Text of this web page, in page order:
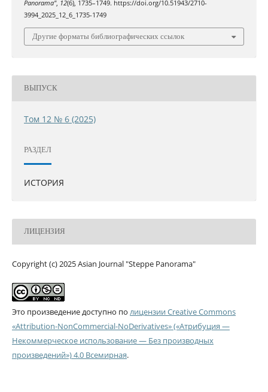
Panorama", 12(6), 1735–1749. https://doi.org/10.51943/2710-
3994_2025_12_6_1735-1749
Другие форматы библиографических ссылок
ВЫПУСК
Том 12 № 6 (2025)
РАЗДЕЛ
ИСТОРИЯ
ЛИЦЕНЗИЯ
Copyright (c) 2025 Asian Journal "Steppe Panorama"
Это произведение доступно по лицензии Creative Commons
«Attribution-NonCommercial-NoDerivatives» («Атрибуция —
Некоммерческое использование — Без производных
произведений») 4.0 Всемирная.